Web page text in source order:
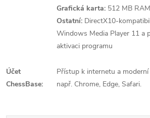
Grafická karta: 512 MB
Ostatní: DirectX10-
Windows Media Player 11 a
aktivaci programu
Účet
ChessBase:
Přístup k internetu a
např. Chrome, Edge, Safari.